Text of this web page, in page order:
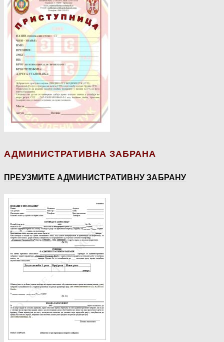
АДМИНИСТРАТИВНА ЗАБРАНА
ПРЕУЗМИТЕ АДМИНИСТРАТИВНУ ЗАБРАНУ